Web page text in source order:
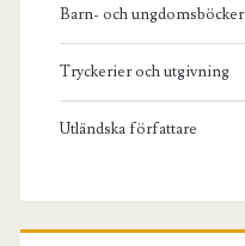
Barn- och ungdomsböcker
Tryckerier och utgivning
Utländska författare